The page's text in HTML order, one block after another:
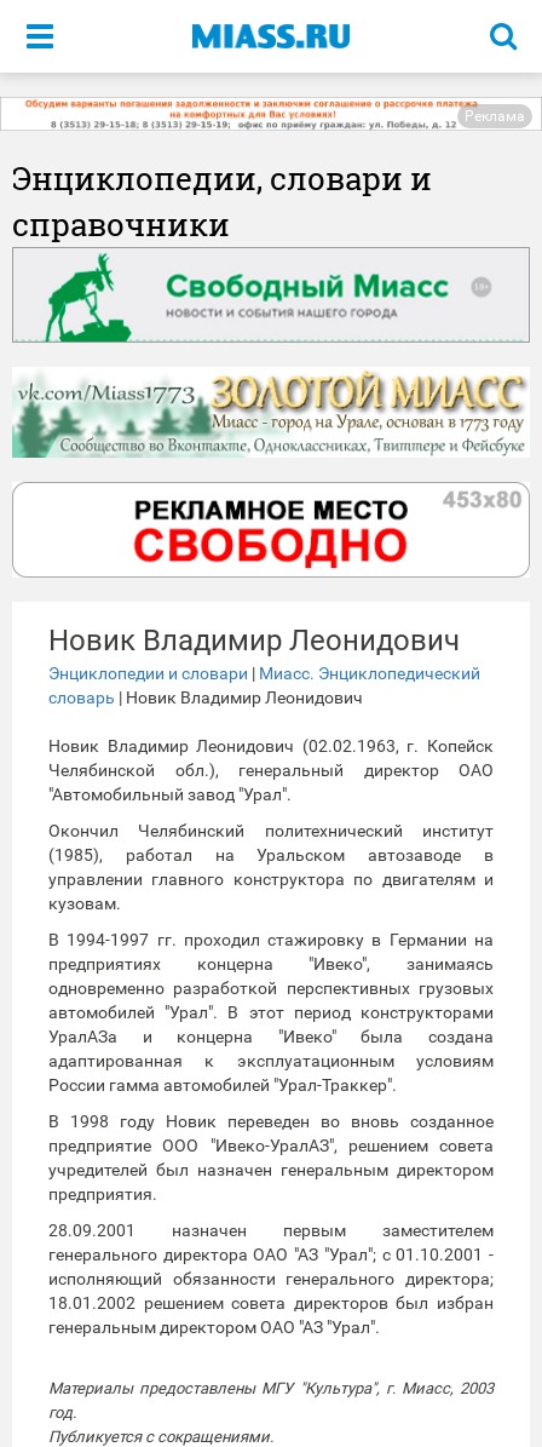
Меню
Реклама
Энциклопедии, словари и
справочники
Новик Владимир Леонидович
Энциклопедии и словари | Миасс. Энциклопедический
словарь | Новик Владимир Леонидович
Новик Владимир Леонидович (02.02.1963, г. Копейск
Челябинской обл.), генеральный директор ОАО
"Автомобильный завод "Урал".
Окончил Челябинский политехнический институт
(1985), работал на Уральском автозаводе в
управлении главного конструктора по двигателям и
кузовам.
В 1994-1997 гг. проходил стажировку в Германии на
предприятиях концерна "Ивеко", занимаясь
одновременно разработкой перспективных грузовых
автомобилей "Урал". В этот период конструкторами
УралАЗа и концерна "Ивеко" была создана
адаптированная к эксплуатационным условиям
России гамма автомобилей "Урал-Траккер".
В 1998 году Новик переведен во вновь созданное
предприятие ООО "Ивеко-УралАЗ", решением совета
учредителей был назначен генеральным директором
предприятия.
28.09.2001 назначен первым заместителем
генерального директора ОАО "АЗ "Урал"; с 01.10.2001 -
исполняющий обязанности генерального директора;
18.01.2002 решением совета директоров был избран
генеральным директором ОАО "АЗ "Урал".
Материалы предоставлены МГУ "Культура", г. Миасс, 2003
год.
Публикуется с сокращениями.